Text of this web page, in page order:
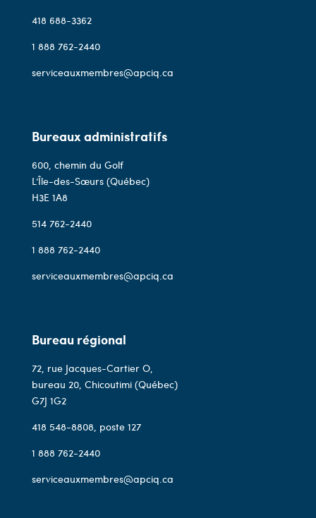
418 688-3362
1 888 762-2440
serviceauxmembres@apciq.ca
Bureaux administratifs
600, chemin du Golf
L’Île-des-Sœurs (Québec)
H3E 1A8
514 762-2440
1 888 762-2440
serviceauxmembres@apciq.ca
Bureau régional
72, rue Jacques-Cartier O,
bureau 20, Chicoutimi (Québec)
G7J 1G2
418 548-8808, poste 127
1 888 762-2440
serviceauxmembres@apciq.ca